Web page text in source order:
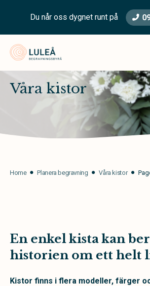
Du når oss dygnet runt på
Våra kistor
Home Planera begravning Våra kistor
En enkel kista kan
historien om ett helt
Kistor finns i flera modeller, färger